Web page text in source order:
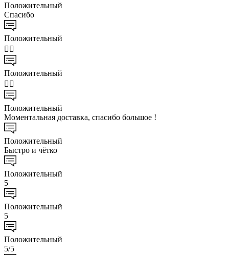
Положительный
Спасибо
Положительный
👍🏻
Положительный
👍🏻
Положительный
Моментальная доставка, спасибо большое !
Положительный
Быстро и чётко
Положительный
5
Положительный
5
Положительный
5/5